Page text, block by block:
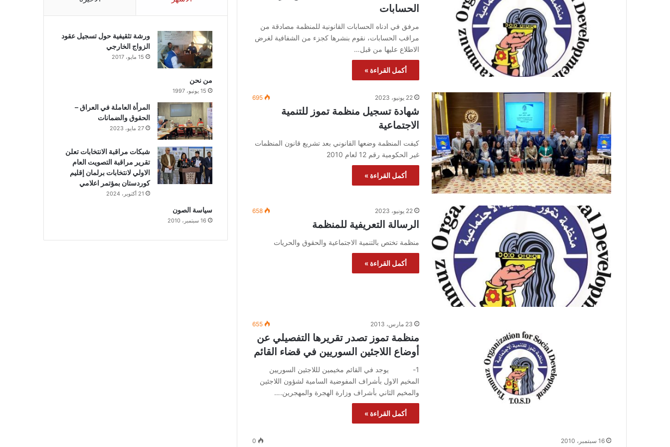
الحسابات
مرفق في ادناه الحسابات القانونية للمنظمة مصادقة من
مراقب الحسابات، نقوم بنشرها كجزء من الشفافية لغرض
الاطلاع عليها من قبل…
أكمل القراءة »
22 يونيو، 2023 695
شهادة تسجيل منظمة تموز للتنمية
الاجتماعية
كيفت المنظمة وضعها القانوني بعد تشريع قانون المنظمات
غير الحكومية رقم 12 لعام 2010
أكمل القراءة »
22 يونيو، 2023 658
الرسالة التعريفية للمنظمة
منظمة تختص بالتنمية الاجتماعية والحقوق والحريات
أكمل القراءة »
23 مارس، 2013 655
منظمة تموز تصدر تقريرها التفصيلي عن
أوضاع اللاجئين السوريين في قضاء القائم
1- يوجد في القائم مخيمين لللاجئين السوريين
المخيم الاول بأشراف المفوضية السامية لشؤون اللاجئين
والمخيم الثاني بأشراف وزارة الهجرة والمهجرين.…
أكمل القراءة »
16 سبتمبر، 2010 0
ورشة تثقيفية حول تسجيل عقود
الزواج الخارجي
15 مايو، 2017
من نحن
15 يونيو، 1997
المرأة العاملة في العراق –
الحقوق والضمانات
27 مايو، 2023
شبكات مراقبة الانتخابات تعلن
تقرير مراقبة التصويت العام
الاولي لانتخابات برلمان إقليم
كوردستان بمؤتمر اعلامي
21 أكتوبر، 2024
سياسة الصون
16 سبتمبر، 2010